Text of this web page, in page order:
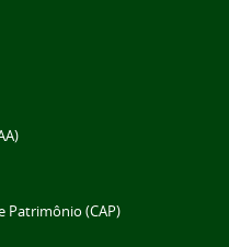
Patrimônio (CAP)